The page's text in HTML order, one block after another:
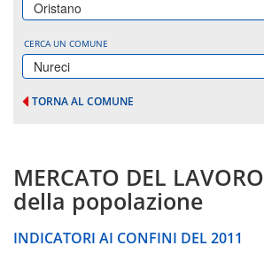
Oristano
CERCA UN COMUNE
Nureci
TORNA AL COMUNE
MERCATO DEL LAVORO
della popolazione
INDICATORI AI CONFINI DEL 2011